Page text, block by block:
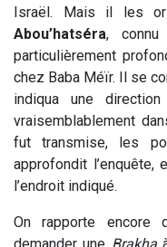
Israël. Mais il les
Abou’hatséra, connu
particulièrement
chez Baba Méïr. Il se
indiqua une
vraisemblablement
fut transmise, les
approfondit l’enquête,
l’endroit indiqué.
On rapporte encore
demander une Brakha